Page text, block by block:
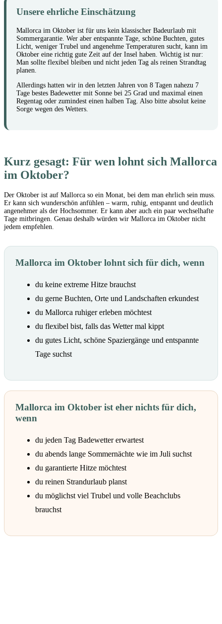
Unsere ehrliche Einschätzung
Mallorca im Oktober ist für uns kein klassischer Badeurlaub mit
Sommergarantie. Wer aber entspannte Tage, schöne Buchten, gutes
Licht, weniger Trubel und angenehme Temperaturen sucht, kann im
Oktober eine richtig gute Zeit auf der Insel haben. Wichtig ist nur:
Man sollte flexibel bleiben und nicht jeden Tag als reinen Strandtag
planen.
Allerdings hatten wir in den letzten Jahren von 8 Tagen nahezu 7
Tage bestes Badewetter mit Sonne bei 25 Grad und maximal einen
Regentag oder zumindest einen halben Tag. Also bitte absolut keine
Sorge wegen des Wetters.
Kurz gesagt: Für wen lohnt sich Mallorca
im Oktober?
Der Oktober ist auf Mallorca so ein Monat, bei dem man ehrlich sein muss.
Er kann sich wunderschön anfühlen – warm, ruhig, entspannt und deutlich
angenehmer als der Hochsommer. Er kann aber auch ein paar wechselhafte
Tage mitbringen. Genau deshalb würden wir Mallorca im Oktober nicht
jedem empfehlen.
Mallorca im Oktober lohnt sich für dich, wenn
du keine extreme Hitze brauchst
du gerne Buchten, Orte und Landschaften erkundest
du Mallorca ruhiger erleben möchtest
du flexibel bist, falls das Wetter mal kippt
du gutes Licht, schöne Spaziergänge und entspannte
Tage suchst
Mallorca im Oktober ist eher nichts für dich,
wenn
du jeden Tag Badewetter erwartest
du abends lange Sommernächte wie im Juli suchst
du garantierte Hitze möchtest
du reinen Strandurlaub planst
du möglichst viel Trubel und volle Beachclubs
brauchst